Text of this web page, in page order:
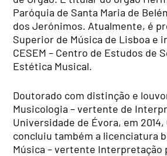
Paróquia de Santa Maria de
dos Jerónimos. Atualmente, é
Superior de Música de Lisboa e
CESEM – Centro de Estudos de
Estética Musical.
Doutorado com distinção e
Musicologia – vertente de
Universidade de Évora, em 2014,
concluiu também a licenciatura
Música – vertente Interpretação